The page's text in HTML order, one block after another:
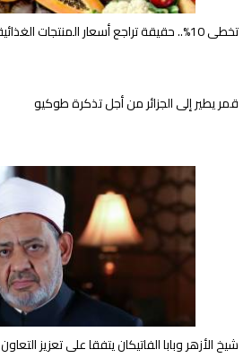
تخطى 10%.. حقيقة تراجع أسعار المنتجات الغذائية في مصر
قمر يطير إلى الجزائر من أجل تذكرة طوكيو
شيخ الأزهر وبابا الفاتيكان يتفقا على تعزيز التعاون